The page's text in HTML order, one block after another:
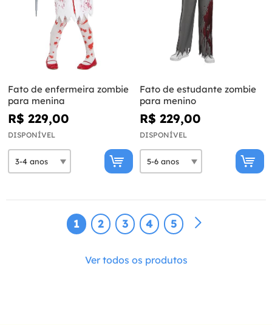
Fato de enfermeira zombie
para menina
R$ 229,00
DISPONÍVEL
Fato de estudante zombie
para menino
R$ 229,00
DISPONÍVEL
1 2 3 4 5
Ver todos os produtos